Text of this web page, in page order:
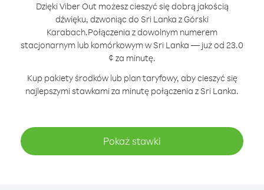
Dzięki Viber Out możesz cieszyć się dobrą jakością
dźwięku, dzwoniąc do Sri Lanka z Górski
Karabach.Połączenia z dowolnym numerem
stacjonarnym lub komórkowym w Sri Lanka — już od 23.0
¢ za minutę.
Kup pakiety środków lub plan taryfowy, aby cieszyć się
najlepszymi stawkami za minutę połączenia z Sri Lanka.
Pokaż stawki